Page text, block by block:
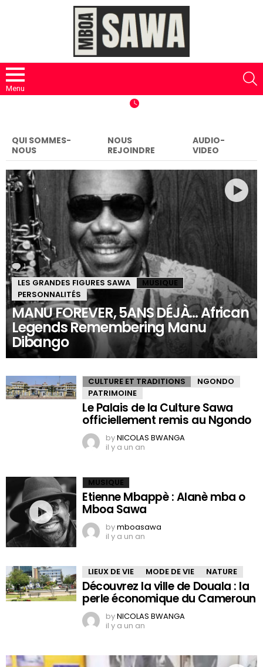
Menu
QUI SOMMES-
NOUS
NOUS
REJOINDRE
AUDIO-
VIDEO
1 Comment
LES GRANDES FIGURES SAWA
MUSIQUE
PERSONNALITÉS
MANU FOREVER, 5ANS DÉJÀ… African
Legends Remembering Manu
Dibango
CULTURE ET TRADITIONS
NGONDO
PATRIMOINE
Le Palais de la Culture Sawa
officiellement remis au Ngondo
byNICOLAS BWANGA
il y a un an
MUSIQUE
Etienne Mbappè : Alanè mba o
Mboa Sawa
bymboasawa
il y a un an
LIEUX DE VIE MODE DE VIE NATURE
Découvrez la ville de Douala : la
perle économique du Cameroun
byNICOLAS BWANGA
il y a un an